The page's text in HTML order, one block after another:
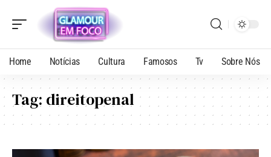
Home Notícias Cultura Famosos Tv Sobre Nós
Tag: direitopenal